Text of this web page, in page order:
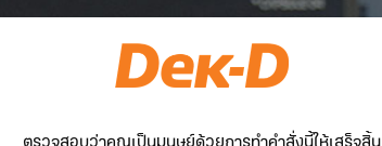
ตรวจสอบว่าคุณเป็นมนุษย์ด้วยการทำคำสั่งนี้ให้เสร็จสิ้น